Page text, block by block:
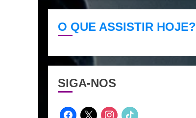
O QUE ASSISTIR HOJE?
SIGA-NOS
facebook
x instagram
tiktok